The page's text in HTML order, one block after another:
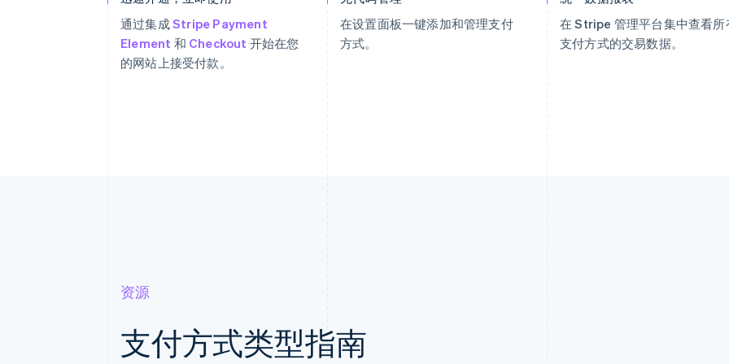
通过集成Stripe Payment
Element 和 Checkout 开始在您
的网站上接受付款。
在设置面板一键添加和管理支付
方式。
在 Stripe 管理平台集中查看所
支付方式的交易数据。
资源
支付方式类型指南